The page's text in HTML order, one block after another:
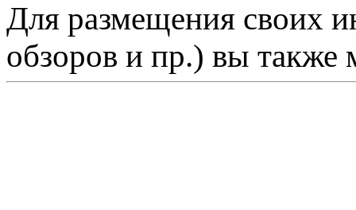
Для размещения своих
обзоров и пр.) вы также